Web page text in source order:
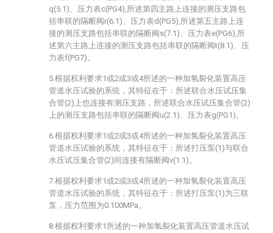
q(5.1)、压力表c(PG4),所述第四主路上连接的测压支路包
括串联的隔断阀r(6.1)、压力表d(PG5),所述第五主路上连
接的测压支路包括串联的隔断阀s(7.1)、压力表e(PG6),所
述第六主路上连接的测压支路包括串联的隔断阀t(8.1)、压
力表f(PG7)。
5.根据权利要求1或2或3或4所述的一种加氢裂化装置高压
管道水压试验的系统，其特征在于：所述联合水压试压集
合管(2)上也连接有测压支路，所述联合水压试压集合管(2)
上的测压支路包括串联的隔断阀u(2.1)、压力表g(PG1)。
6.根据权利要求1或2或3或4所述的一种加氢裂化装置高压
管道水压试验的系统，其特征在于：所述打压泵(1)与联合
水压试压集合管(2)间连接有隔断阀v(1.1)。
7.根据权利要求1或2或3或4所述的一种加氢裂化装置高压
管道水压试验的系统，其特征在于：所述打压泵(1)为三联
泵，压力范围为0.100MPa。
8.根据权利要求1所述的一种加氢裂化装置高压管道水压试